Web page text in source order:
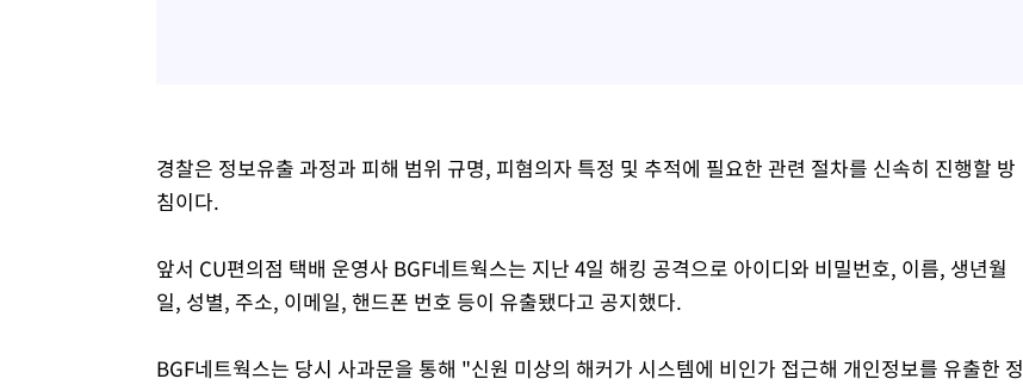
경찰은 정보유출 과정과 피해 범위 규명, 피혐의자 특정 및 추적에 필요한 관련 절차를 신속히 진행할 방
침이다.
앞서 CU편의점 택배 운영사 BGF네트웍스는 지난 4일 해킹 공격으로 아이디와 비밀번호, 이름, 생년월
일, 성별, 주소, 이메일, 핸드폰 번호 등이 유출됐다고 공지했다.
BGF네트웍스는 당시 사과문을 통해 "신원 미상의 해커가 시스템에 비인가 접근해 개인정보를 유출한 정